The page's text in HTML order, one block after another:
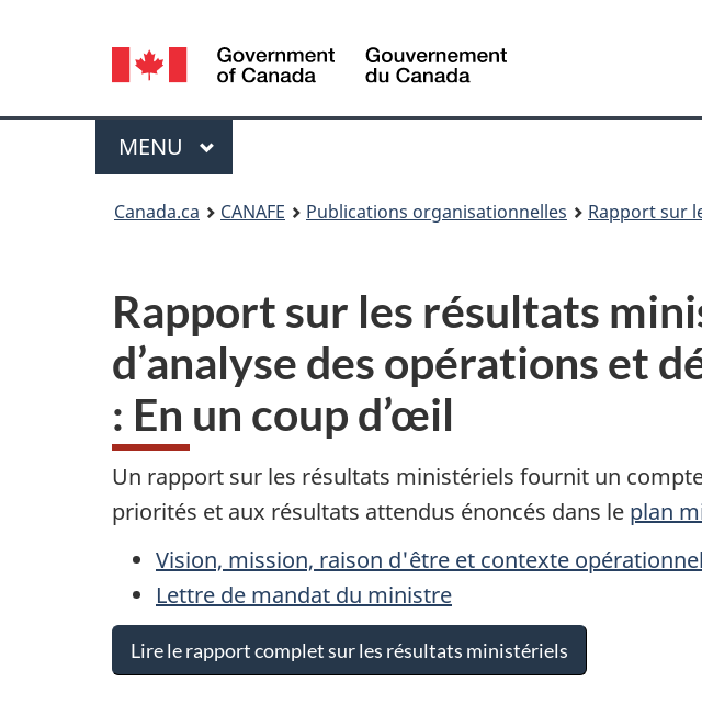
Sélection
de
la
langue
Menu
MENU PRINCIPAL
Canada.ca CANAFE Publications organisationnelles Rapport sur
Rapport sur les résultats
d’analyse des opérations et
: En un coup d’œil
Un rapport sur les résultats ministériels fournit un
priorités et aux résultats attendus énoncés dans le plan
Vision, mission, raison d'être et contexte opérationnel
Lettre de mandat du ministre
Lire le rapport complet sur les résultats ministériels